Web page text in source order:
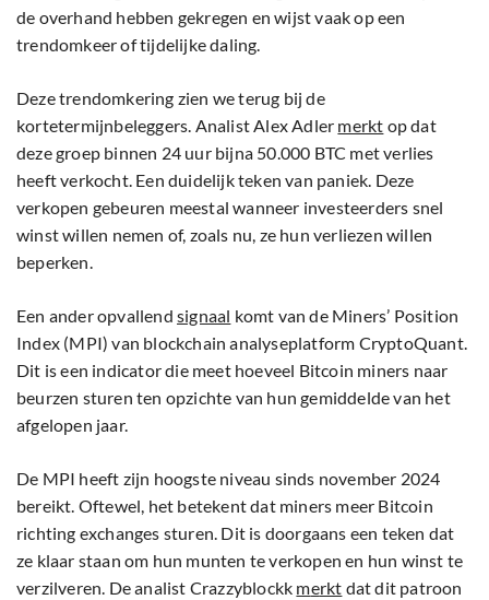
de overhand hebben gekregen en wijst vaak op een
trendomkeer of tijdelijke daling.
Deze trendomkering zien we terug bij de
kortetermijnbeleggers. Analist Alex Adler merkt op dat
deze groep binnen 24 uur bijna 50.000 BTC met verlies
heeft verkocht. Een duidelijk teken van paniek. Deze
verkopen gebeuren meestal wanneer investeerders snel
winst willen nemen of, zoals nu, ze hun verliezen willen
beperken.
Een ander opvallend signaal komt van de Miners’ Position
Index (MPI) van blockchain analyseplatform CryptoQuant.
Dit is een indicator die meet hoeveel Bitcoin miners naar
beurzen sturen ten opzichte van hun gemiddelde van het
afgelopen jaar.
De MPI heeft zijn hoogste niveau sinds november 2024
bereikt. Oftewel, het betekent dat miners meer Bitcoin
richting exchanges sturen. Dit is doorgaans een teken dat
ze klaar staan om hun munten te verkopen en hun winst te
verzilveren. De analist Crazzyblockk merkt dat dit patroon